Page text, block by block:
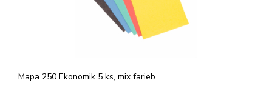
Mapa 250 Ekonomik 5 ks, mix farieb